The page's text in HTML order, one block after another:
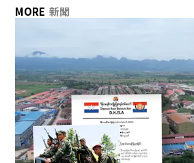
MORE 新聞